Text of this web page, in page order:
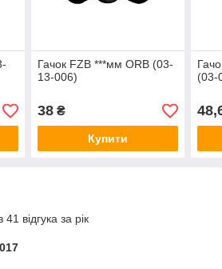
Гачок FZB ***мм ORB (03-
13-006)
38₴
Купити
(03-
відгука за рік